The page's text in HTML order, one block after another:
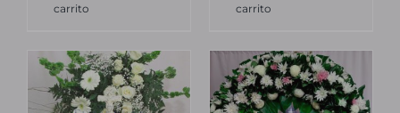
carrito
carrito